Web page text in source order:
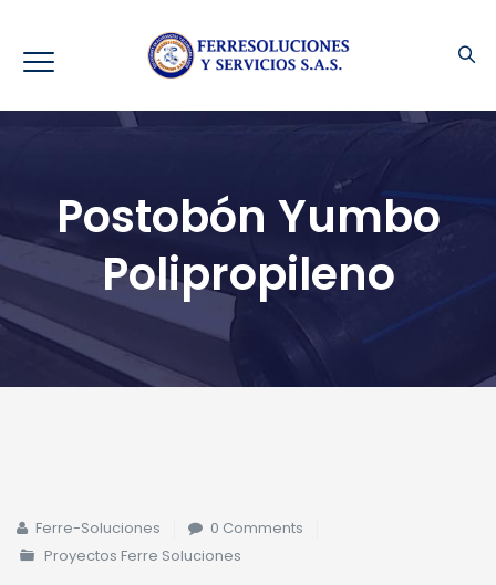
Postobón Yumbo
Polipropileno
Ferre-Soluciones
0 Comments
Proyectos Ferre Soluciones